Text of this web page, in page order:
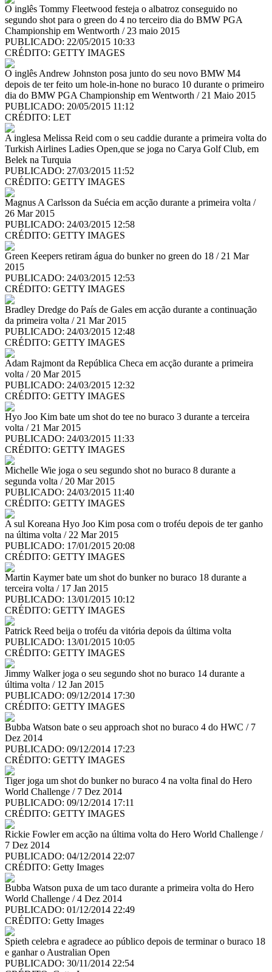
O inglês Tommy Fleetwood festeja o albatroz conseguido no
segundo shot para o green do 4 no terceiro dia do BMW PGA
Championship em Wentworth / 23 maio 2015
PUBLICADO: 22/05/2015 10:33
CRÉDITO: GETTY IMAGES
O inglês Andrew Johnston posa junto do seu novo BMW M4
depois de ter feito um hole-in-hone no buraco 10 durante o primeiro
dia do BMW PGA Championship em Wentworth / 21 Maio 2015
PUBLICADO: 20/05/2015 11:12
CRÉDITO: LET
A inglesa Melissa Reid com o seu caddie durante a primeira volta do
Turkish Airlines Ladies Open,que se joga no Carya Golf Club, em
Belek na Turquia
PUBLICADO: 27/03/2015 11:52
CRÉDITO: GETTY IMAGES
Magnus A Carlsson da Suécia em acção durante a primeira volta /
26 Mar 2015
PUBLICADO: 24/03/2015 12:58
CRÉDITO: GETTY IMAGES
Green Keepers retiram água do bunker no green do 18 / 21 Mar
2015
PUBLICADO: 24/03/2015 12:53
CRÉDITO: GETTY IMAGES
Bradley Dredge do País de Gales em acção durante a continuação
da primeira volta / 21 Mar 2015
PUBLICADO: 24/03/2015 12:48
CRÉDITO: GETTY IMAGES
Adam Rajmont da República Checa em acção durante a primeira
volta / 20 Mar 2015
PUBLICADO: 24/03/2015 12:32
CRÉDITO: GETTY IMAGES
Hyo Joo Kim bate um shot do tee no buraco 3 durante a terceira
volta / 21 Mar 2015
PUBLICADO: 24/03/2015 11:33
CRÉDITO: GETTY IMAGES
Michelle Wie joga o seu segundo shot no buraco 8 durante a
segunda volta / 20 Mar 2015
PUBLICADO: 24/03/2015 11:40
CRÉDITO: GETTY IMAGES
A sul Koreana Hyo Joo Kim posa com o troféu depois de ter ganho
na última volta / 22 Mar 2015
PUBLICADO: 17/01/2015 20:08
CRÉDITO: GETTY IMAGES
Martin Kaymer bate um shot do bunker no buraco 18 durante a
terceira volta / 17 Jan 2015
PUBLICADO: 13/01/2015 10:12
CRÉDITO: GETTY IMAGES
Patrick Reed beija o troféu da vitória depois da última volta
PUBLICADO: 13/01/2015 10:05
CRÉDITO: GETTY IMAGES
Jimmy Walker joga o seu segundo shot no buraco 14 durante a
última volta / 12 Jan 2015
PUBLICADO: 09/12/2014 17:30
CRÉDITO: GETTY IMAGES
Bubba Watson bate o seu approach shot no buraco 4 do HWC / 7
Dez 2014
PUBLICADO: 09/12/2014 17:23
CRÉDITO: GETTY IMAGES
Tiger joga um shot do bunker no buraco 4 na volta final do Hero
World Challenge / 7 Dez 2014
PUBLICADO: 09/12/2014 17:11
CRÉDITO: GETTY IMAGES
Rickie Fowler em acção na última volta do Hero World Challenge /
7 Dez 2014
PUBLICADO: 04/12/2014 22:07
CRÉDITO: Getty Images
Bubba Watson puxa de um taco durante a primeira volta do Hero
World Challenge / 4 Dez 2014
PUBLICADO: 01/12/2014 22:49
CRÉDITO: Getty Images
Spieth celebra e agradece ao público depois de terminar o buraco 18
e ganhar o Australian Open
PUBLICADO: 30/11/2014 22:54